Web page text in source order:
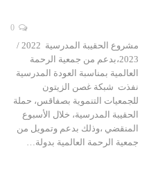
مشروع الحقيبة المدرسية 2022 /
2023،بدعم من جمعية الرحمة
العالمية بمناسبة العودة المدرسية
نفذت شبكة غصن الزيتون
للجمعيات التنموية بصفاقس، حملة
الحقيبة المدرسية، خلال الأسبوع
المنقضي ،وذلك بدعم وتمويل من
جمعية الرحمة العالمية بدولة…